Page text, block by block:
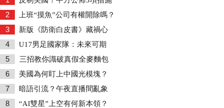
2 上班“摸魚”公司有權開除嗎？
3 新版《防衛白皮書》藏禍心
4 U17男足國家隊：未來可期
5 三招教你識破真假全麥麵包
6 美國為何盯上中國光模塊？
7 暗語引流？午夜直播間亂象
8 “AI雙星”上空有何新本領？